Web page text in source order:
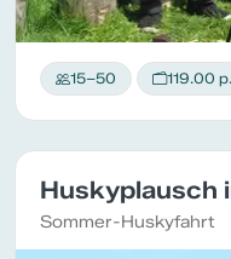
15–50 119.00
Huskyplausch
Sommer-Huskyfahrt